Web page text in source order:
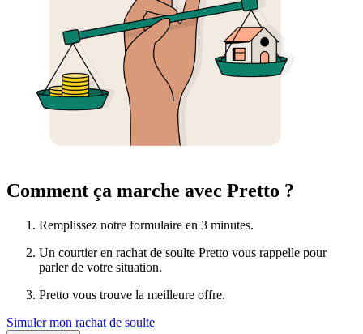
Comment ça marche avec Pretto ?
Remplissez notre formulaire en 3 minutes.
Un courtier en rachat de soulte Pretto vous rappelle pour
parler de votre situation.
Pretto vous trouve la meilleure offre.
Simuler mon rachat de soulte